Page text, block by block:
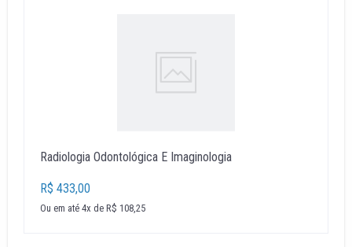
Radiologia Odontológica E Imaginologia
R$ 433,00
Ou em até 4x de R$ 108,25